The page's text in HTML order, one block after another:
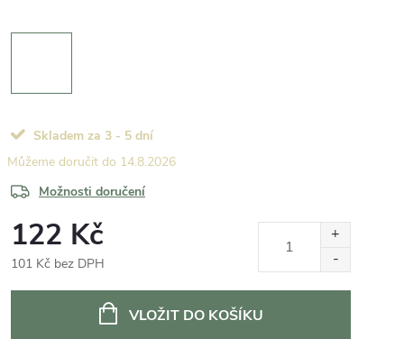
Skladem za 3 - 5 dní
14.8.2026
Možnosti doručení
122 Kč
101 Kč bez DPH
VLOŽIT DO KOŠÍKU